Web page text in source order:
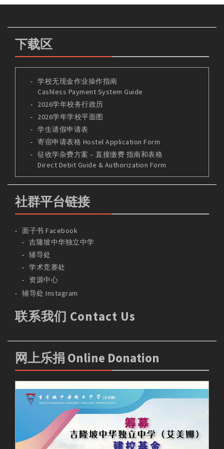
下载区
学校无现金作业操作指南
Cashless Payment System Guide
2026学年校务行政历
2026学年学校平面图
学生请假申请表
寄宿申请表格 Hostel Application Form
征收学杂费方案 – 直接缴费 指南和表格
Direct Debit Guide & Authorization Form
社群平台链接
面子书 Facebook
吉隆坡中华独立中学
辅导处
学术竞赛处
资源中心
辅导处 Instagram
联系我们 Contact Us
网上乐捐 Online Donation